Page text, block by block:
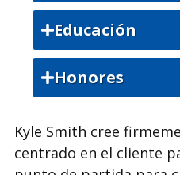
State Bar of
U.S. District
California
California
U.S. District
Educación
Arizona University
Honores
California Super
Kyle Smith cree
centrado en el cliente